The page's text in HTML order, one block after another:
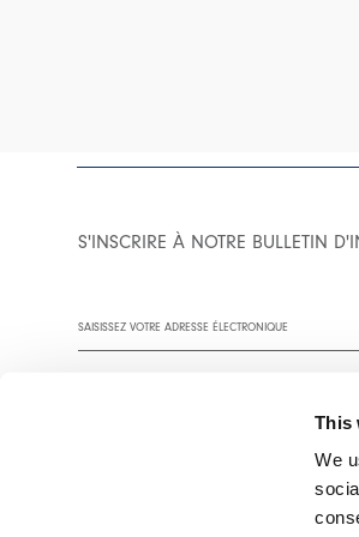
This
We
S'INSCRIRE À NOTRE BULLETIN
Vous êtes invité à lire notre